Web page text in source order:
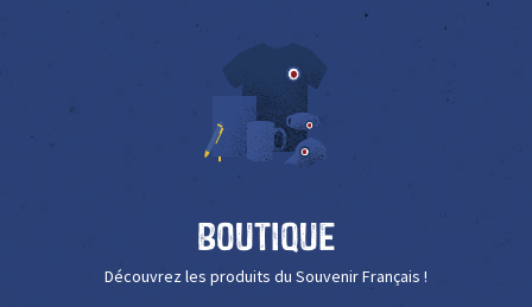
Boutique
Découvrez les produits du Souvenir Français !